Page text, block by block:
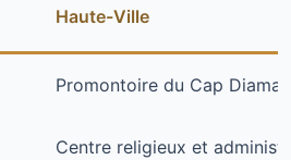
Haute-Ville
Promontoire du Cap
Centre religieux et